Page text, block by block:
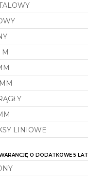
M
LINIOWE
O DODATKOWE 5 LAT